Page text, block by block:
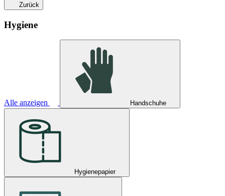
Zurück
Hygiene
Alle anzeigen Handschuhe
Hygienepapier